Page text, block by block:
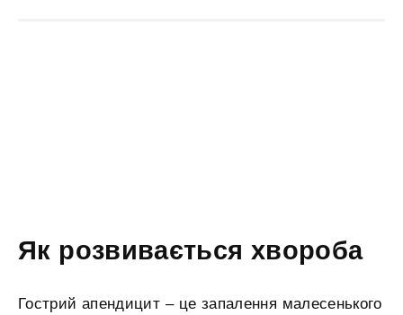
Як розвивається хвороба
Гострий апендицит – це запалення малесенького